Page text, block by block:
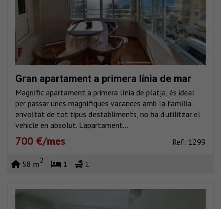
Gran apartament a primera línia de mar
Magnífic apartament a primera línia de platja, és ideal
per passar unes magnífiques vacances amb la família.
envoltat de tot tipus d'establiments, no ha d'utilitzar el
vehicle en absolut. L'apartament...
700 €/mes Ref: 1299
58 m2 1 1